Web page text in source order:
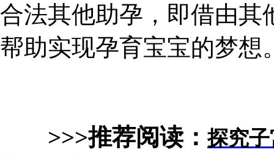
合法其他助孕，即借由其
帮助实现孕育宝宝的梦想
>>>推荐阅读：探究